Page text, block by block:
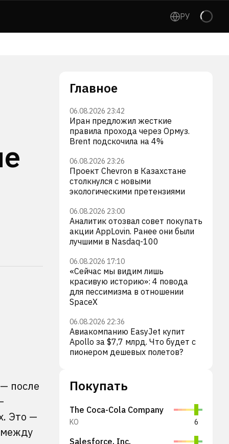
РУ
после
Это —
между
Главное
06.08.2026 23:42
Иран предложил жесткие
правила прохода через Ормуз.
Brent подскочила на 4%
06.08.2026 23:26
Проект Chevron в Казахстане
столкнулся с новыми
экологическими претензиями
06.08.2026 23:00
Аналитик отозвал совет покупать
акции AppLovin. Ранее они были
лучшими в Nasdaq-100
06.08.2026 17:10
«Сейчас мы видим лишь
красивую историю»: 4 повода
для пессимизма в отношении
SpaceX
06.08.2026 22:36
Авиакомпанию EasyJet купит
Apollo за $7,7 млрд. Что будет с
пионером дешевых полетов?
Покупать
The Coca-Cola Company
KO 6
Salesforce, Inc.